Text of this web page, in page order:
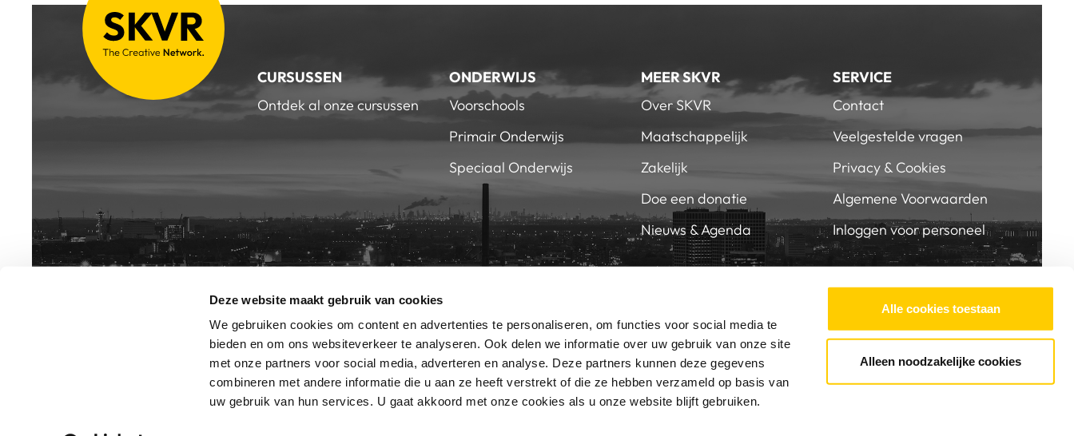
Deze website maakt gebruik van cookies
We gebruiken cookies om content en advertenties te personaliseren, om functies voor social media te
bieden en om ons websiteverkeer te analyseren. Ook delen we informatie over uw gebruik van onze site
met onze partners voor social media, adverteren en analyse. Deze partners kunnen deze gegevens
combineren met andere informatie die u aan ze heeft verstrekt of die ze hebben verzameld op basis van
uw gebruik van hun services. U gaat akkoord met onze cookies als u onze website blijft gebruiken.
Alle cookies toestaan
Alleen noodzakelijke cookies
CURSUSSEN
Ontdek al onze cursussen
ONDERWIJS
Voorschools
Primair Onderwijs
Speciaal Onderwijs
MEER SKVR
Over SKVR
Maatschappelijk
Zakelijk
Doe een donatie
Nieuws & Agenda
SERVICE
Contact
Veelgestelde vragen
Privacy & Cookies
Algemene Voorwaarden
Inloggen voor personeel
INSCHRIJVEN SKVR
NIEUWSBRIEF
SUPPORT ONS
SKVR, ONTDEK JOUW TALENT
© SKVR 2026